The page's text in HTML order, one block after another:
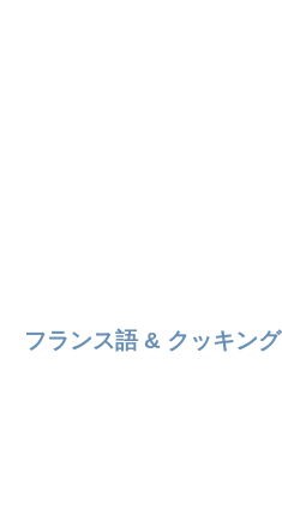
フランス語 & クッキング